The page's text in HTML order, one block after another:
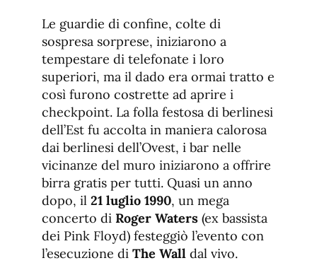
Le guardie di confine, colte di
sospresa sorprese, iniziarono a
tempestare di telefonate i loro
superiori, ma il dado era ormai tratto e
così furono costrette ad aprire i
checkpoint. La folla festosa di berlinesi
dell’Est fu accolta in maniera calorosa
dai berlinesi dell’Ovest, i bar nelle
vicinanze del muro iniziarono a offrire
birra gratis per tutti. Quasi un anno
dopo, il 21 luglio 1990, un mega
concerto di Roger Waters (ex bassista
dei Pink Floyd) festeggiò l’evento con
l’esecuzione di The Wall dal vivo.